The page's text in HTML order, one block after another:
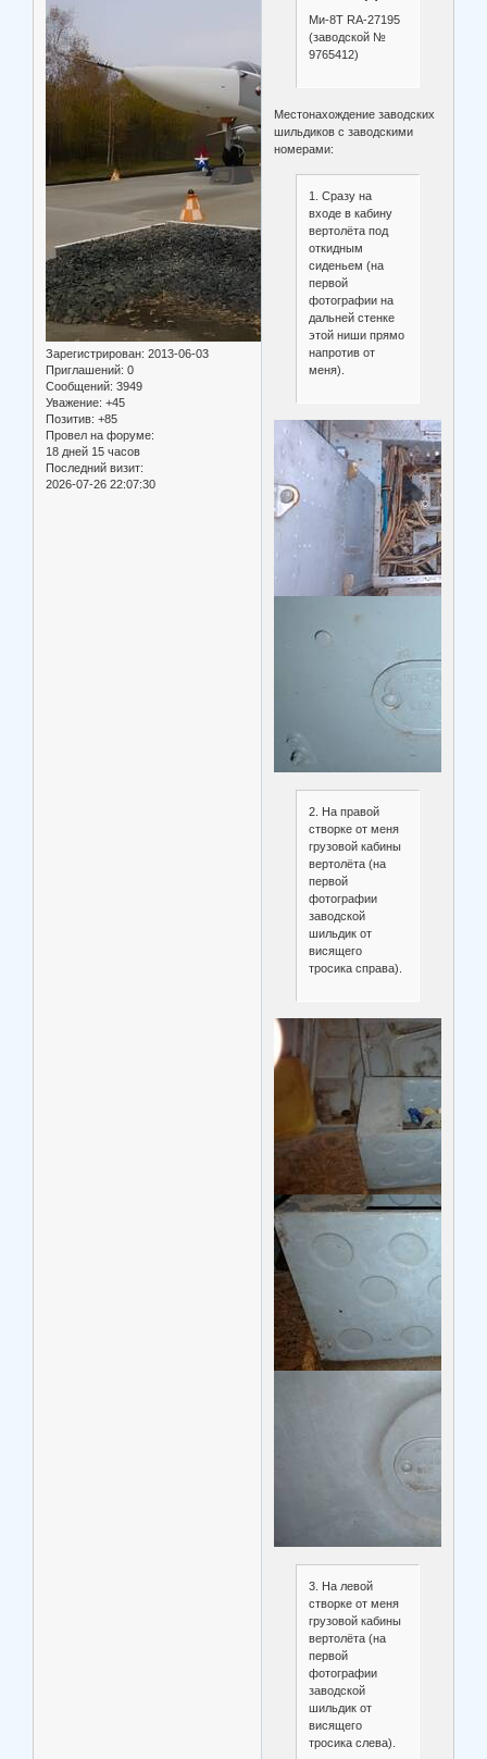
Зарегистрирован: 2013-06-03
Приглашений: 0
Сообщений: 3949
Уважение: +45
Позитив: +85
Провел на форуме:
18 дней 15 часов
Последний визит:
2026-07-26 22:07:30
Ми-8Т RA-27195
(заводской №
9765412)
Местонахождение заводских
шильдиков с заводскими
номерами:
1. Сразу на
входе в кабину
вертолёта под
откидным
сиденьем (на
первой
фотографии на
дальней стенке
этой ниши прямо
напротив от
меня).
2. На правой
створке от меня
грузовой кабины
вертолёта (на
первой
фотографии
заводской
шильдик от
висящего
тросика справа).
3. На левой
створке от меня
грузовой кабины
вертолёта (на
первой
фотографии
заводской
шильдик от
висящего
тросика слева).